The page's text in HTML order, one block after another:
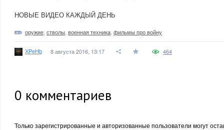
НОВЫЕ ВИДЕО КАЖДЫЙ ДЕНЬ
оружие стволы военная техника фильмы про войну
XPeHb 8 августа 2016, 13:17 464
0 комментариев
Только зарегистрированные и авторизованные пользователи могут